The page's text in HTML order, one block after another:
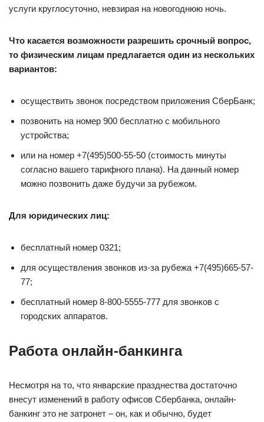
услуги круглосуточно, невзирая на новогоднюю ночь.
Что касается возможности разрешить срочный вопрос,
то физическим лицам предлагается один из нескольких
вариантов:
осуществить звонок посредством приложения СберБанк;
позвонить на номер 900 бесплатно с мобильного
устройства;
или на номер +7(495)500-55-50 (стоимость минуты
согласно вашего тарифного плана). На данный номер
можно позвонить даже будучи за рубежом.
Для юридических лиц:
бесплатный номер 0321;
для осуществления звонков из-за рубежа +7(495)665-57-
77;
бесплатный номер 8-800-5555-777 для звонков с
городских аппаратов.
Работа онлайн-банкинга
Несмотря на то, что январские празднества достаточно
внесут изменений в работу офисов Сбербанка, онлайн-
банкинг это не затронет – он, как и обычно, будет